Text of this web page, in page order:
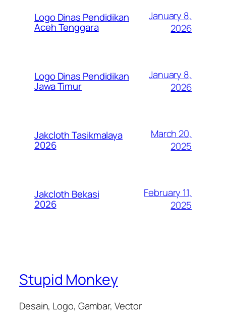
Logo Dinas Pendidikan
Aceh Tenggara
January 8,
2026
Logo Dinas Pendidikan
Jawa Timur
January 8,
2026
Jakcloth Tasikmalaya
2026
March 20,
2025
Jakcloth Bekasi
2026
February 11,
2025
Stupid Monkey
Desain, Logo, Gambar, Vector